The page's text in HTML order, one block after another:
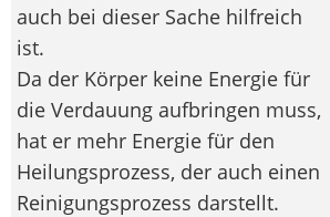
auch bei dieser Sache hilfreich
ist.
Da der Körper keine Energie für
die Verdauung aufbringen muss,
hat er mehr Energie für den
Heilungsprozess, der auch einen
Reinigungsprozess darstellt.